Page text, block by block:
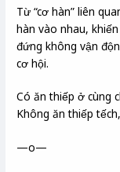
Từ “cơ hàn” liên
hàn vào nhau,
đứng không vận
cơ hội.
Có ăn thiếp ở cùng
Không ăn thiếp
—o—